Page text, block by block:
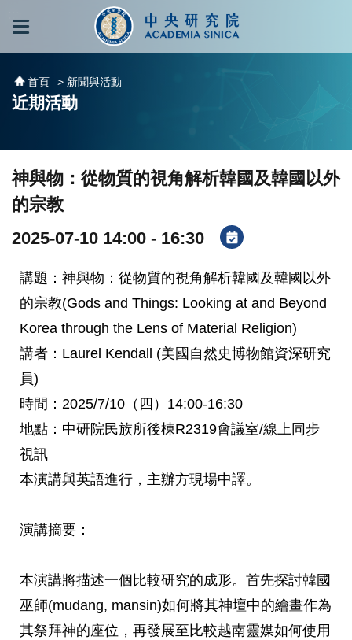
跳到主要內容區塊
首頁 > 新聞與活動
近期活動
神與物：從物質的視角解析韓國及韓國以外
的宗教
2025-07-10 14:00 - 16:30
講題：神與物：從物質的視角解析韓國及韓國以外
的宗教(Gods and Things: Looking at and Beyond
Korea through the Lens of Material Religion)
講者：Laurel Kendall (美國自然史博物館資深研究
員)
時間：2025/7/10（四）14:00-16:30
地點：中研院民族所後棟R2319會議室/線上同步
視訊
本演講與英語進行，主辦方現場中譯。
演講摘要：
本演講將描述一個比較研究的成形。首先探討韓國
巫師(mudang, mansin)如何將其神壇中的繪畫作為
其祭拜神的座位，再發展至比較越南靈媒如何使用